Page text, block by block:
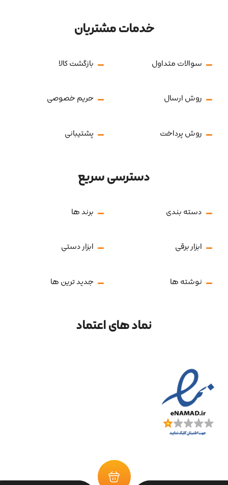
خدمات مشتریان
سوالات متداول بازگشت کالا
روش ارسال حریم خصوصی
روش پرداخت پشتیبانی
دسترسی سریع
دسته بندی برند ها
ابزار برقی ابزار دستی
نوشته ها جدید ترین ها
نماد های اعتماد